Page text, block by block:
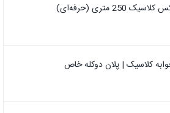
متری (حرفه‌ای)
کلاسیک | پلان دوکله خاص